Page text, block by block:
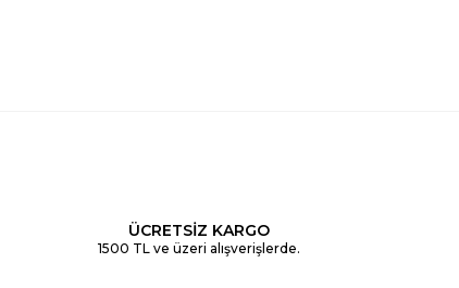
ÜCRETSİZ KARGO
1500 TL ve üzeri alışverişlerde.